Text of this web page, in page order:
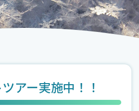
アー実施中！！